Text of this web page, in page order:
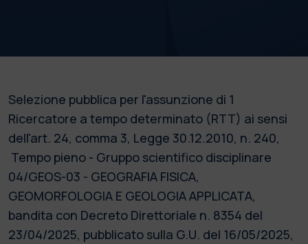
Selezione pubblica per l'assunzione di 1
Ricercatore a tempo determinato (RTT) ai sensi
dell'art. 24, comma 3, Legge 30.12.2010, n. 240,
Tempo pieno - Gruppo scientifico disciplinare
04/GEOS-03 - GEOGRAFIA FISICA,
GEOMORFOLOGIA E GEOLOGIA APPLICATA,
bandita con Decreto Direttoriale n. 8354 del
23/04/2025, pubblicato sulla G.U. del 16/05/2025,